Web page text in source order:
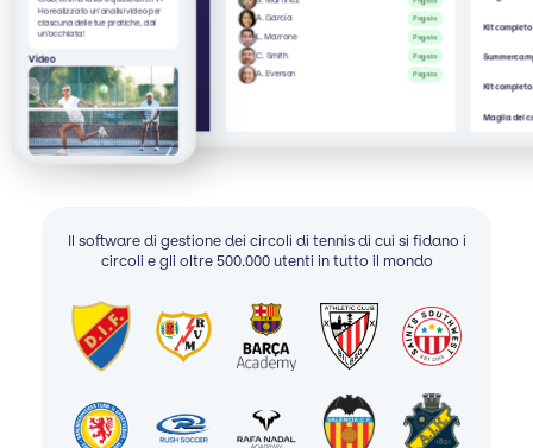
Ho realizzato un'analisi video per
ciascuna delle tue pratiche, dai
un'occhiata!
Video
A. García Pagato
L. Marrone Pagato
C. Smith Pagato
A. Everson Pagato
Kit completo
Kit completo
Maglia del
Il software di gestione dei circoli di tennis di cui si fidano i
circoli e gli oltre 500.000 utenti in tutto il mondo